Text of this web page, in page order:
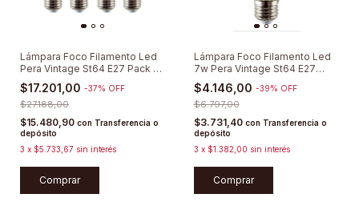
Lámpara Foco Filamento Led
Pera Vintage St64 E27 Pack X
4
$17.201,00 -37% OFF
$27.188,00
$15.480,90 con Transferencia o
depósito
3 x $5.733,67 sin interés
Comprar
Lámpara Foco Filamento Led
7w Pera Vintage St64 E27
Cálida Deco Estilo Retro
Rosca Común Edison
Sieteiluminacion
$4.146,00 -39% OFF
$6.797,00
$3.731,40 con Transferencia o
depósito
3 x $1.382,00 sin interés
Comprar